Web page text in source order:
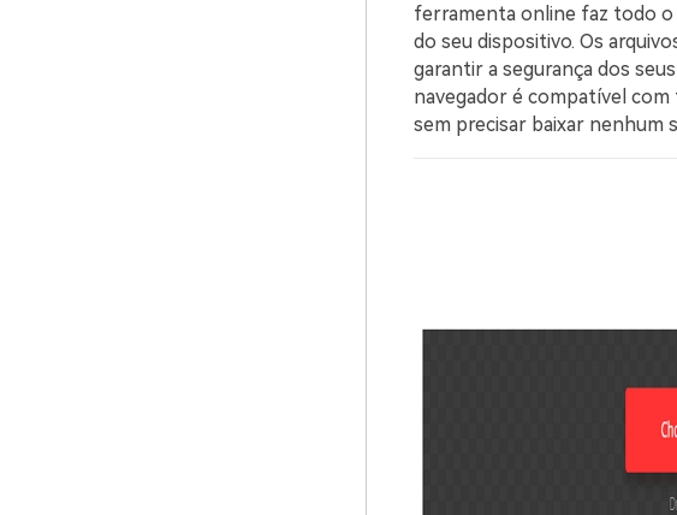
ferramenta online faz todo o
do seu dispositivo. Os
garantir a segurança dos
navegador é compatível
sem precisar baixar nenhum